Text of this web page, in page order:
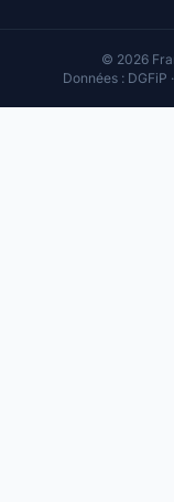
© 2026
Données : DGFiP